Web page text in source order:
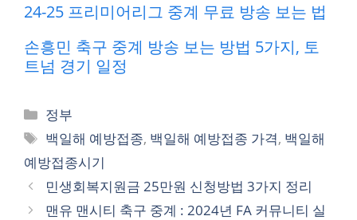
24-25 프리미어리그 중계 무료 방송 보는 법
손흥민 축구 중계 방송 보는 방법 5가지, 토
트넘 경기 일정
카
테
고
리
정부
태
그
백일해 예방접종, 백일해 예방접종 가격, 백일해
예방접종시기
민생회복지원금 25만원 신청방법 3가지 정리
맨유 맨시티 축구 중계 : 2024년 FA 커뮤니티 실